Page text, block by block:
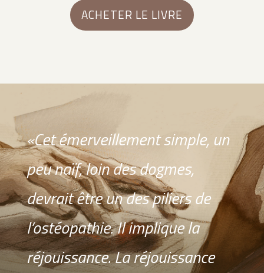
ACHETER LE LIVRE
«Cet émerveillement simple, un
peu naïf, loin des dogmes,
devrait être un des piliers de
l’ostéopathie. Il implique la
réjouissance. La réjouissance